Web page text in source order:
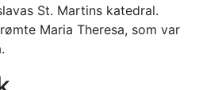
St. Martins katedral.
Maria Theresa, som var